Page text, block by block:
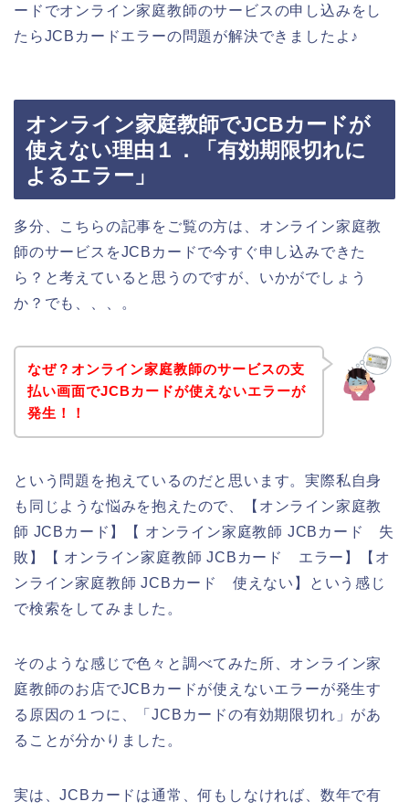
ードでオンライン家庭教師のサービスの申し込みをし
たらJCBカードエラーの問題が解決できましたよ♪
オンライン家庭教師でJCBカードが
使えない理由１．「有効期限切れに
よるエラー」
多分、こちらの記事をご覧の方は、オンライン家庭教
師のサービスをJCBカードで今すぐ申し込みできた
ら？と考えていると思うのですが、いかがでしょう
か？でも、、、。
なぜ？オンライン家庭教師のサービスの支
払い画面でJCBカードが使えないエラーが
発生！！
という問題を抱えているのだと思います。実際私自身
も同じような悩みを抱えたので、【オンライン家庭教
師 JCBカード】【 オンライン家庭教師 JCBカード 失
敗】【 オンライン家庭教師 JCBカード エラー】【オ
ンライン家庭教師 JCBカード 使えない】という感じ
で検索をしてみました。
そのような感じで色々と調べてみた所、オンライン家
庭教師のお店でJCBカードが使えないエラーが発生す
る原因の１つに、「JCBカードの有効期限切れ」があ
ることが分かりました。
実は、JCBカードは通常、何もしなければ、数年で有